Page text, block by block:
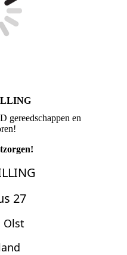
gereedschappen en
27
Olst